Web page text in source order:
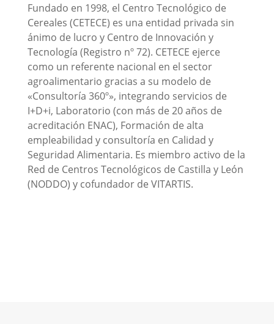
Fundado en 1998, el Centro Tecnológico de
Cereales (CETECE) es una entidad privada sin
ánimo de lucro y Centro de Innovación y
Tecnología (Registro nº 72). CETECE ejerce
como un referente nacional en el sector
agroalimentario gracias a su modelo de
«Consultoría 360º», integrando servicios de
I+D+i, Laboratorio (con más de 20 años de
acreditación ENAC), Formación de alta
empleabilidad y consultoría en Calidad y
Seguridad Alimentaria. Es miembro activo de la
Red de Centros Tecnológicos de Castilla y León
(NODDO) y cofundador de VITARTIS.